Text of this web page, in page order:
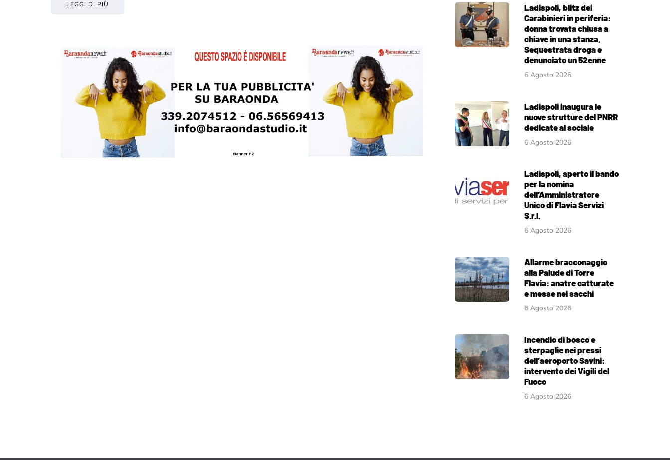
LEGGI DI PIÙ
Ladispoli, blitz dei
Carabinieri in periferia:
donna trovata chiusa a
chiave in una stanza.
Sequestrata droga e
denunciato un 52enne
6 Agosto 2026
Ladispoli inaugura le
nuove strutture del PNRR
dedicate al sociale
6 Agosto 2026
Ladispoli, aperto il bando
per la nomina
dell’Amministratore
Unico di Flavia Servizi
S.r.l.
6 Agosto 2026
Allarme bracconaggio
alla Palude di Torre
Flavia: anatre catturate
e messe nei sacchi
6 Agosto 2026
Incendio di bosco e
sterpaglie nei pressi
dell’aeroporto Savini:
intervento dei Vigili del
Fuoco
6 Agosto 2026